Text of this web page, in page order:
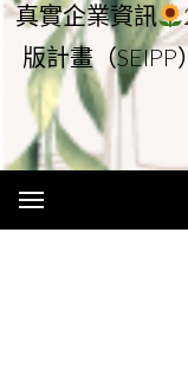
真實企業資訊
版計畫（